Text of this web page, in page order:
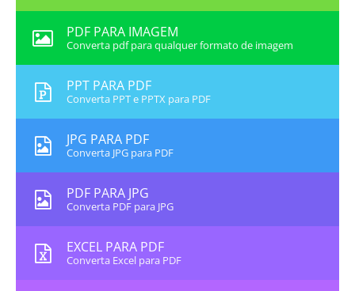
PDF PARA IMAGEM
Converta pdf para qualquer formato de imagem
PPT PARA PDF
Converta PPT e PPTX para PDF
JPG PARA PDF
Converta JPG para PDF
PDF PARA JPG
Converta PDF para JPG
EXCEL PARA PDF
Converta Excel para PDF